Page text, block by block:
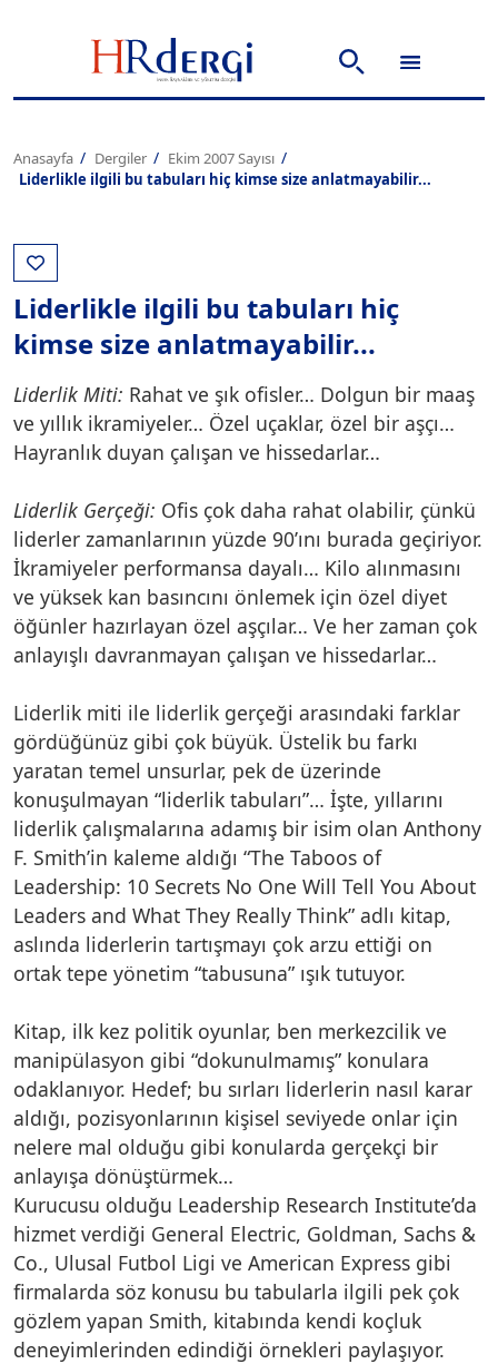
Anasayfa Dergiler
Ekim 2007 Sayısı
Liderlikle ilgili bu tabuları hiç kimse size anlatmayabilir...
Liderlikle ilgili bu tabuları hiç
kimse size anlatmayabilir...
Liderlik Miti: Rahat ve şık ofisler… Dolgun bir maaş
ve yıllık ikramiyeler… Özel uçaklar, özel bir aşçı…
Hayranlık duyan çalışan ve hissedarlar…
Liderlik Gerçeği: Ofis çok daha rahat olabilir, çünkü
liderler zamanlarının yüzde 90’ını burada geçiriyor.
İkramiyeler performansa dayalı… Kilo alınmasını
ve yüksek kan basıncını önlemek için özel diyet
öğünler hazırlayan özel aşçılar… Ve her zaman çok
anlayışlı davranmayan çalışan ve hissedarlar…
Liderlik miti ile liderlik gerçeği arasındaki farklar
gördüğünüz gibi çok büyük. Üstelik bu farkı
yaratan temel unsurlar, pek de üzerinde
konuşulmayan “liderlik tabuları”… İşte, yıllarını
liderlik çalışmalarına adamış bir isim olan Anthony
F. Smith’in kaleme aldığı “The Taboos of
Leadership: 10 Secrets No One Will Tell You About
Leaders and What They Really Think” adlı kitap,
aslında liderlerin tartışmayı çok arzu ettiği on
ortak tepe yönetim “tabusuna” ışık tutuyor.
Kitap, ilk kez politik oyunlar, ben merkezcilik ve
manipülasyon gibi “dokunulmamış” konulara
odaklanıyor. Hedef; bu sırları liderlerin nasıl karar
aldığı, pozisyonlarının kişisel seviyede onlar için
nelere mal olduğu gibi konularda gerçekçi bir
anlayışa dönüştürmek…
Kurucusu olduğu Leadership Research Institute’da
hizmet verdiği General Electric, Goldman, Sachs &
Co., Ulusal Futbol Ligi ve American Express gibi
firmalarda söz konusu bu tabularla ilgili pek çok
gözlem yapan Smith, kitabında kendi koçluk
deneyimlerinden edindiği örnekleri paylaşıyor.